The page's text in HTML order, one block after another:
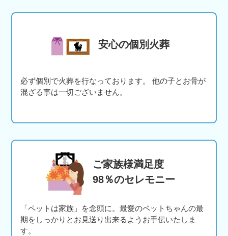
安心の個別火葬
必ず個別で火葬を行なっております。 他の子とお骨が
混ざる事は一切ございません。
ご家族様満足度
98％のセレモニー
「ペットは家族」を念頭に。最愛のペットちゃんの最
期をしっかりとお見送り出来るようお手伝いたしま
す。